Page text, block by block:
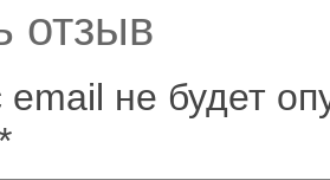
отзыв
не будет